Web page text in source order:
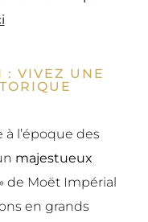
: VIVEZ UNE
à l’époque des
majestueux
de Moët Impérial
en grands